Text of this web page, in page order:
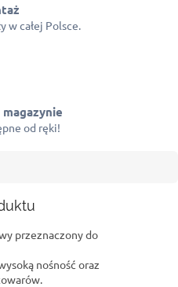
w całej Polsce.
od ręki!
przeznaczony do
nośność oraz